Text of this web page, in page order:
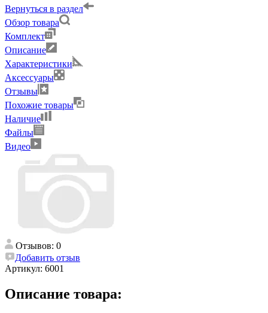
Вернуться в раздел
Обзор товара
Комплект
Описание
Характеристики
Аксессуары
Отзывы
Похожие товары
Наличие
Файлы
Видео
Отзывов: 0
Добавить отзыв
Артикул: 6001
Описание товара: